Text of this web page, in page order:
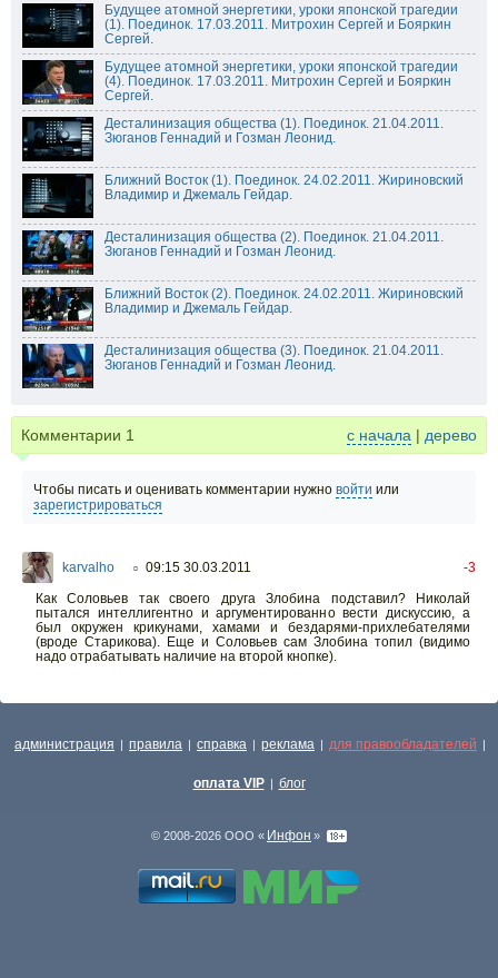
Будущее атомной энергетики, уроки японской трагедии
(1). Поединок. 17.03.2011. Митрохин Сергей и Бояркин
Сергей.
Будущее атомной энергетики, уроки японской трагедии
(4). Поединок. 17.03.2011. Митрохин Сергей и Бояркин
Сергей.
Десталинизация общества (1). Поединок. 21.04.2011.
Зюганов Геннадий и Гозман Леонид.
Ближний Восток (1). Поединок. 24.02.2011. Жириновский
Владимир и Джемаль Гейдар.
Десталинизация общества (2). Поединок. 21.04.2011.
Зюганов Геннадий и Гозман Леонид.
Ближний Восток (2). Поединок. 24.02.2011. Жириновский
Владимир и Джемаль Гейдар.
Десталинизация общества (3). Поединок. 21.04.2011.
Зюганов Геннадий и Гозман Леонид.
Комментарии 1 с начала | дерево
Чтобы писать и оценивать комментарии нужно войти или
зарегистрироваться
karvalho ○ 09:15 30.03.2011
-3
Как Соловьев так своего друга Злобина подставил? Николай
пытался интеллигентно и аргументированно вести дискуссию, а
был окружен крикунами, хамами и бездарями-прихлебателями
(вроде Старикова). Еще и Соловьев сам Злобина топил (видимо
надо отрабатывать наличие на второй кнопке).
администрация | правила | справка | реклама | для правообладателей |
оплата VIP | блог
© 2008-2026 ООО « Инфон »